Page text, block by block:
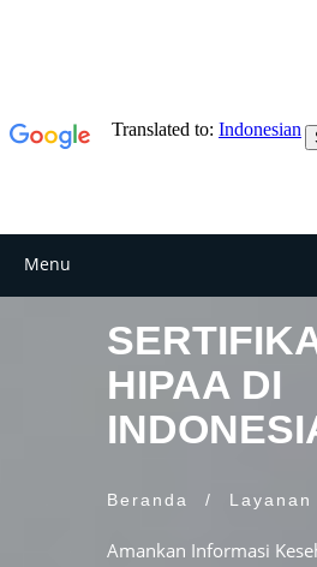
HIPAA DI
Beranda / Layanan
Amankan Informasi